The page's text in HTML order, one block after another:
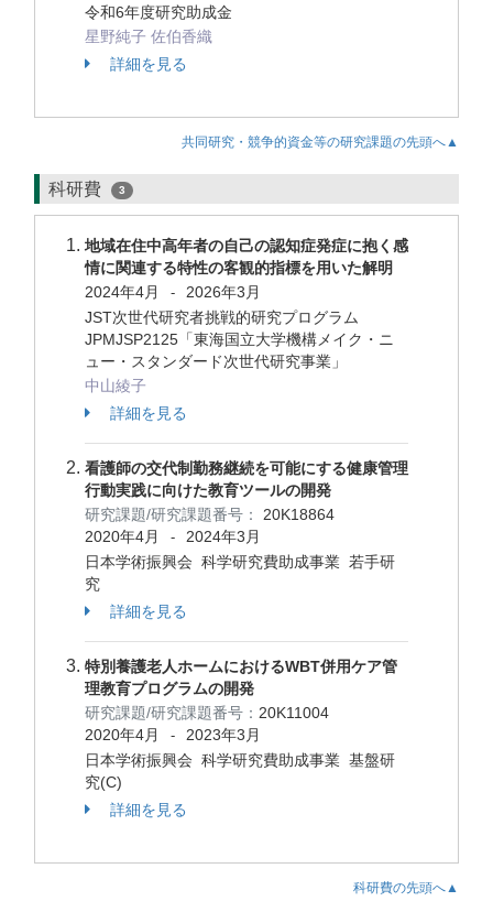
令和6年度研究助成金
星野純子 佐伯香織
詳細を見る
共同研究・競争的資金等の研究課題の先頭へ▲
科研費 3
地域在住中高年者の自己の認知症発症に抱く感
情に関連する特性の客観的指標を用いた解明
2024年4月
-
2026年3月
JST次世代研究者挑戦的研究プログラム
JPMJSP2125「東海国立大学機構メイク・ニ
ュー・スタンダード次世代研究事業」
中山綾子
詳細を見る
看護師の交代制勤務継続を可能にする健康管理
行動実践に向けた教育ツールの開発
研究課題/研究課題番号：
20K18864
2020年4月
-
2024年3月
日本学術振興会 科学研究費助成事業 若手研
究
詳細を見る
特別養護老人ホームにおけるWBT併用ケア管
理教育プログラムの開発
研究課題/研究課題番号： 20K11004
2020年4月
-
2023年3月
日本学術振興会 科学研究費助成事業 基盤研
究(C)
詳細を見る
科研費の先頭へ▲